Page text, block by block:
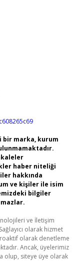
bir marka, kurum
haber niteliği
hakkında
ve kişiler ile isim
bilgiler
ve İletişim
olarak hizmet
olarak denetleme
Ancak, üyelerimiz
olup, siteye üye olarak